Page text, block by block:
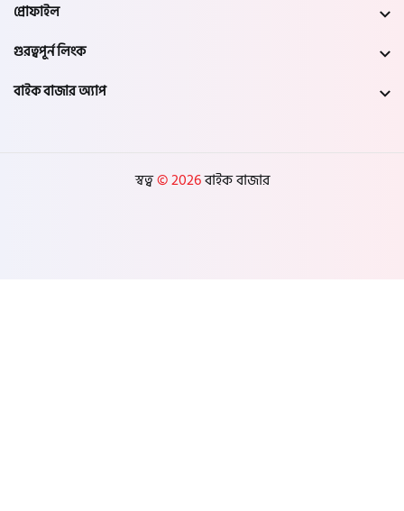
প্রোফাইল
গুরত্বপূর্ন লিংক
বাইক বাজার অ্যাপ
স্বত্ব© 2026বাইক বাজার